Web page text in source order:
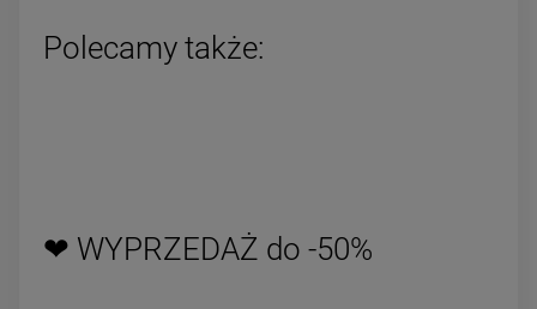
Polecamy także:
❤ WYPRZEDAŻ do -50%